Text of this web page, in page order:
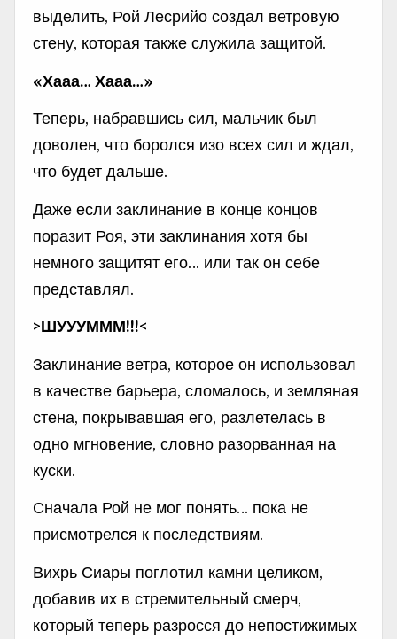
выделить, Рой Лесрийо создал ветровую
стену, которая также служила защитой.
«Хааа… Хааа…»
Теперь, набравшись сил, мальчик был
доволен, что боролся изо всех сил и ждал,
что будет дальше.
Даже если заклинание в конце концов
поразит Роя, эти заклинания хотя бы
немного защитят его… или так он себе
представлял.
>ШУУУМММ!!!<
Заклинание ветра, которое он использовал
в качестве барьера, сломалось, и земляная
стена, покрывавшая его, разлетелась в
одно мгновение, словно разорванная на
куски.
Сначала Рой не мог понять… пока не
присмотрелся к последствиям.
Вихрь Сиары поглотил камни целиком,
добавив их в стремительный смерч,
который теперь разросся до непостижимых